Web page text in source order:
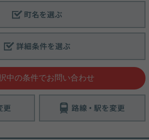
能、周辺にはスーパーコンビニドラックストアがあ
ります。 収納もウォークインクローゼットが２ヶ所
付きで大容量の設計です。 南東角部屋で２面バルコ
ニー、日当たり・通風も良好です。 是非ご覧下さ
天井埋込型エアコンが設置されています。 共用施
などが完備されております。 気になった方はお気軽
す。
ーム株式会社） 志熊威望
☆鳩山会館に隣接する大規模レジデン
ス☆床暖房と天井埋込型エアコン完備
☆
中の条件でお問い合わせ